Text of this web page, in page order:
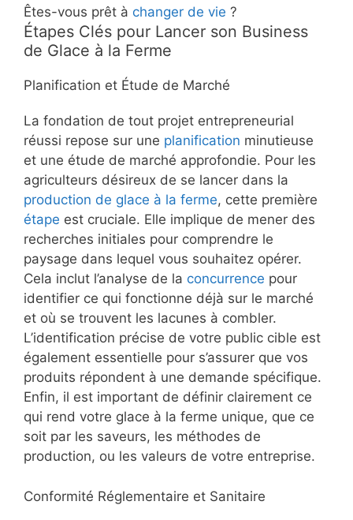
Êtes-vous prêt à changer de vie ?
Étapes Clés pour Lancer son Business
de Glace à la Ferme
Planification et Étude de Marché
La fondation de tout projet entrepreneurial
réussi repose sur une planification minutieuse
et une étude de marché approfondie. Pour les
agriculteurs désireux de se lancer dans la
production de glace à la ferme, cette première
étape est cruciale. Elle implique de mener des
recherches initiales pour comprendre le
paysage dans lequel vous souhaitez opérer.
Cela inclut l’analyse de la concurrence pour
identifier ce qui fonctionne déjà sur le marché
et où se trouvent les lacunes à combler.
L’identification précise de votre public cible est
également essentielle pour s’assurer que vos
produits répondent à une demande spécifique.
Enfin, il est important de définir clairement ce
qui rend votre glace à la ferme unique, que ce
soit par les saveurs, les méthodes de
production, ou les valeurs de votre entreprise.
Conformité Réglementaire et Sanitaire